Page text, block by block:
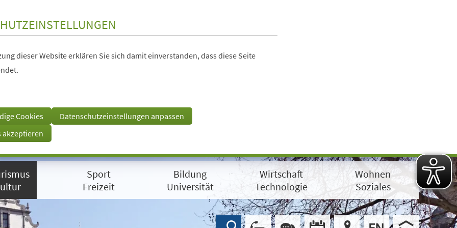
dieser Website erklären Sie sich damit einverstanden, dass diese Seite
Cookies
Datenschutzeinstellungen anpassen
akzeptieren
Sport
Freizeit
Bildung
Universität
Wirtschaft
Technologie
Wohnen
Soziales